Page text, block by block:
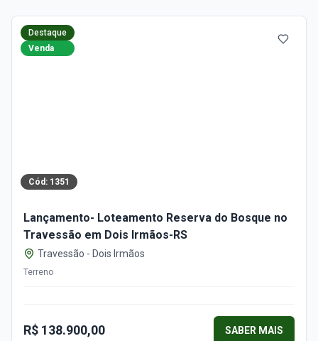
Destaque
Venda
Cód: 1351
Lançamento- Loteamento Reserva do Bosque no
Travessão em Dois Irmãos-RS
Travessão - Dois Irmãos
Terreno
R$ 138.900,00 SABER MAIS